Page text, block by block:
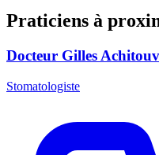
Praticiens à
Docteur Gilles Achitouv
Stomatologiste